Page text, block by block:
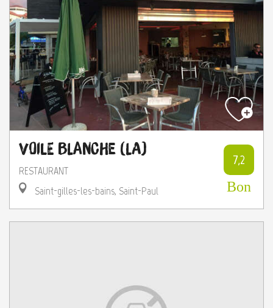
Voile Blanche (La)
RESTAURANT
Saint-gilles-les-bains, Saint-Paul
7,2
Bon